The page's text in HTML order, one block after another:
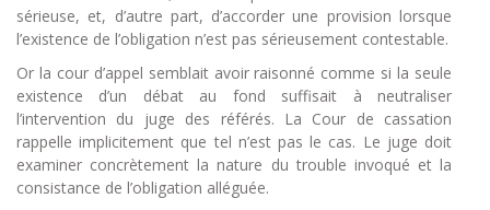
sérieuse, et, d’autre part, d’accorder une provision lorsque
l’existence de l’obligation n’est pas sérieusement contestable.
Or la cour d’appel semblait avoir raisonné comme si la seule
existence d’un débat au fond suffisait à neutraliser
l’intervention du juge des référés. La Cour de cassation
rappelle implicitement que tel n’est pas le cas. Le juge doit
examiner concrètement la nature du trouble invoqué et la
consistance de l’obligation alléguée.